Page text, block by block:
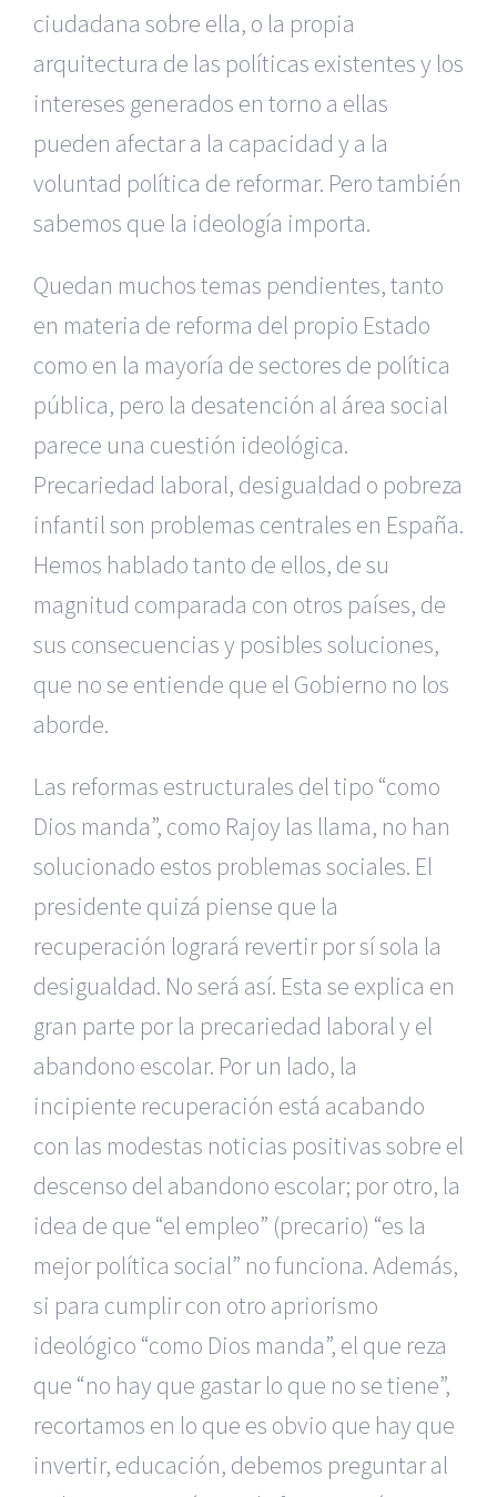
ciudadana sobre ella, o la propia
arquitectura de las políticas existentes y los
intereses generados en torno a ellas
pueden afectar a la capacidad y a la
voluntad política de reformar. Pero también
sabemos que la ideología importa.
Quedan muchos temas pendientes, tanto
en materia de reforma del propio Estado
como en la mayoría de sectores de política
pública, pero la desatención al área social
parece una cuestión ideológica.
Precariedad laboral, desigualdad o pobreza
infantil son problemas centrales en España.
Hemos hablado tanto de ellos, de su
magnitud comparada con otros países, de
sus consecuencias y posibles soluciones,
que no se entiende que el Gobierno no los
aborde.
Las reformas estructurales del tipo “como
Dios manda”, como Rajoy las llama, no han
solucionado estos problemas sociales. El
presidente quizá piense que la
recuperación logrará revertir por sí sola la
desigualdad. No será así. Esta se explica en
gran parte por la precariedad laboral y el
abandono escolar. Por un lado, la
incipiente recuperación está acabando
con las modestas noticias positivas sobre el
descenso del abandono escolar; por otro, la
idea de que “el empleo” (precario) “es la
mejor política social” no funciona. Además,
si para cumplir con otro apriorismo
ideológico “como Dios manda”, el que reza
que “no hay que gastar lo que no se tiene”,
recortamos en lo que es obvio que hay que
invertir, educación, debemos preguntar al